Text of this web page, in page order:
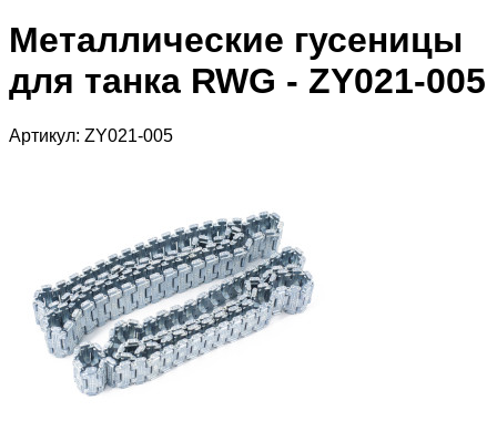
Металлические гусеницы
для танка RWG - ZY021-005
Артикул: ZY021-005